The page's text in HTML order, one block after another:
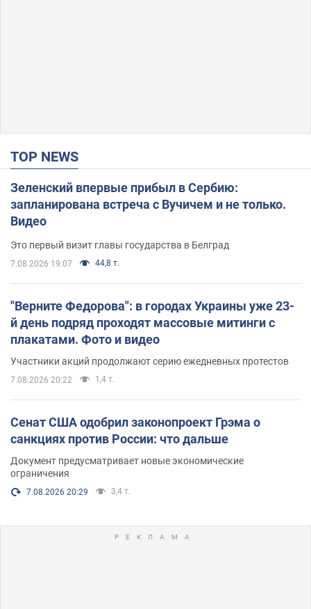
TOP NEWS
Зеленский впервые прибыл в Сербию:
запланирована встреча с Вучичем и не только.
Видео
Это первый визит главы государства в Белград
7.08.2026 19:07 44,8 т.
"Верните Федорова": в городах Украины уже 23-
й день подряд проходят массовые митинги с
плакатами. Фото и видео
Участники акций продолжают серию ежедневных протестов
7.08.2026 20:22 1,4 т.
Сенат США одобрил законопроект Грэма о
санкциях против России: что дальше
Документ предусматривает новые экономические
ограничения
7.08.2026 20:29 3,4 т.